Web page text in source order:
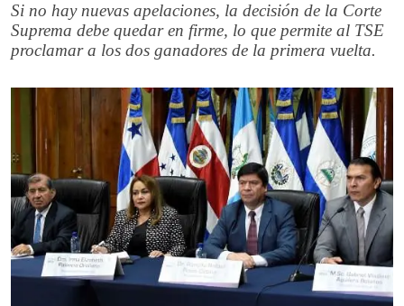
Si no hay nuevas apelaciones, la decisión de la Corte
Suprema debe quedar en firme, lo que permite al TSE
proclamar a los dos ganadores de la primera vuelta.